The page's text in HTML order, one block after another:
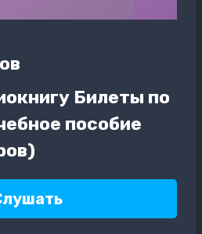
Билеты по
пособие